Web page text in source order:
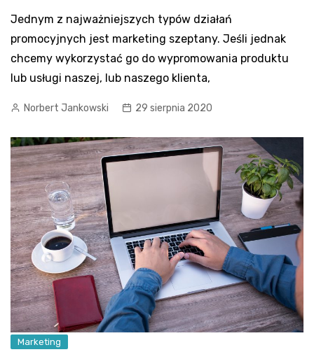
Jednym z najważniejszych typów działań
promocyjnych jest marketing szeptany. Jeśli jednak
chcemy wykorzystać go do wypromowania produktu
lub usługi naszej, lub naszego klienta,
Norbert Jankowski 29 sierpnia 2020
Marketing